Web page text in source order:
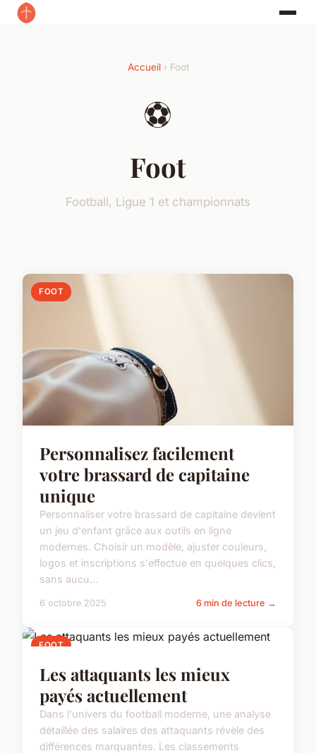
Accueil› Foot
⚽
Foot
Football, Ligue 1 et championnats
FOOT
Personnalisez facilement
votre brassard de capitaine
unique
Personnaliser votre brassard de capitaine devient
un jeu d'enfant grâce aux outils en ligne
modernes. Choisir un modèle, ajuster couleurs,
logos et inscriptions s'effectue en quelques clics,
sans aucu...
6 octobre 2025 6 min de lecture →
FOOT
Les attaquants les mieux
payés actuellement
Dans l'univers du football moderne, une analyse
détaillée des salaires des attaquants révèle des
différences marquantes. Les classements